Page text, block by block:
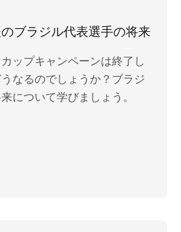
ブラジル代表選手の将来
ップキャンペーンは終了し
なるのでしょうか？ブラジ
について学びましょう。